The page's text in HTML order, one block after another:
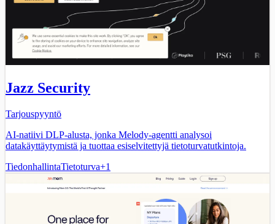
Jazz Security
Tarjouspyyntö
AI-natiivi DLP-alusta, jonka Melody-agentti analysoi
datakäyttäytymistä ja tuottaa esiselvitettyjä tietoturvatutkintoja.
TiedonhallintaTietoturva+1